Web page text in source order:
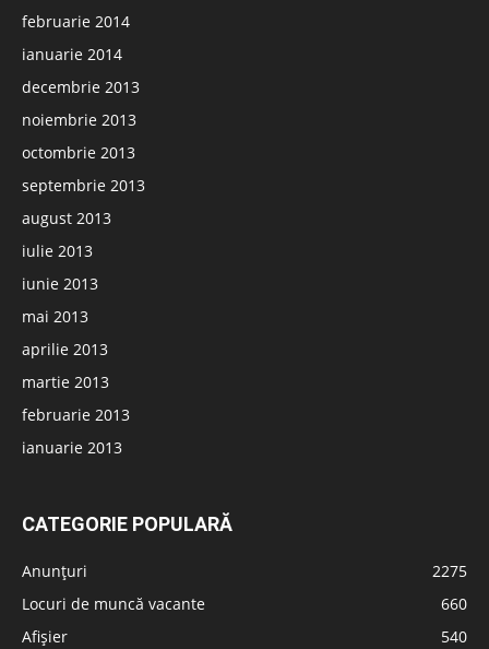
februarie 2014
ianuarie 2014
decembrie 2013
noiembrie 2013
octombrie 2013
septembrie 2013
august 2013
iulie 2013
iunie 2013
mai 2013
aprilie 2013
martie 2013
februarie 2013
ianuarie 2013
CATEGORIE POPULARĂ
Anunțuri
2275
Locuri de muncă vacante
660
Afișier
540